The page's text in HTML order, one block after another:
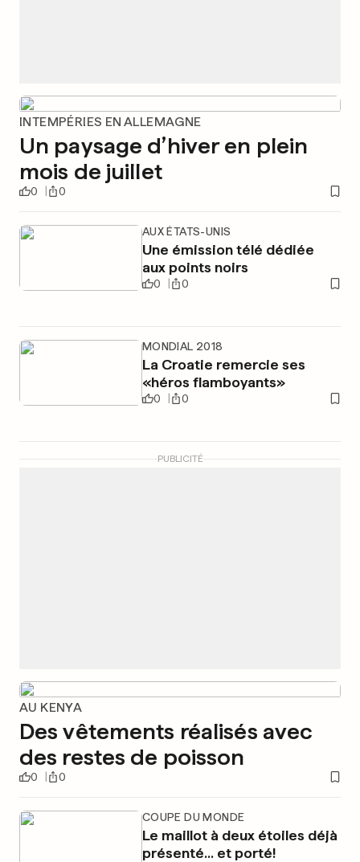
INTEMPÉRIES EN ALLEMAGNE
Un paysage d’hiver en plein
mois de juillet
0 0
AUX ÉTATS-UNIS
Une émission télé dédiée
aux points noirs
0 0
MONDIAL 2018
La Croatie remercie ses
«héros flamboyants»
0 0
PUBLICITÉ
AU KENYA
Des vêtements réalisés avec
des restes de poisson
0 0
COUPE DU MONDE
Le maillot à deux étoiles déjà
présenté... et porté!